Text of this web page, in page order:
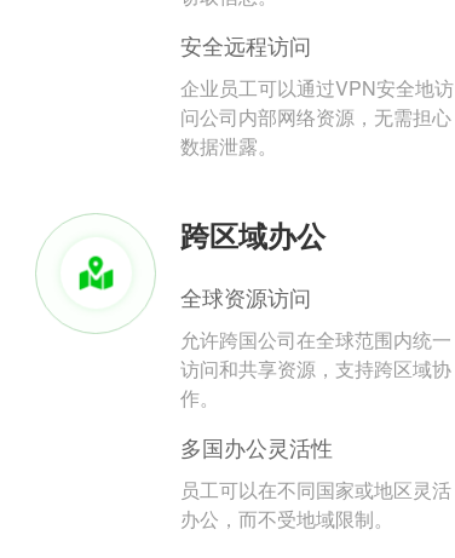
安全远程访问
企业员工可以通过VPN安全地访
问公司内部网络资源，无需担心
数据泄露。
跨区域办公
全球资源访问
允许跨国公司在全球范围内统一
访问和共享资源，支持跨区域协
作。
多国办公灵活性
员工可以在不同国家或地区灵活
办公，而不受地域限制。